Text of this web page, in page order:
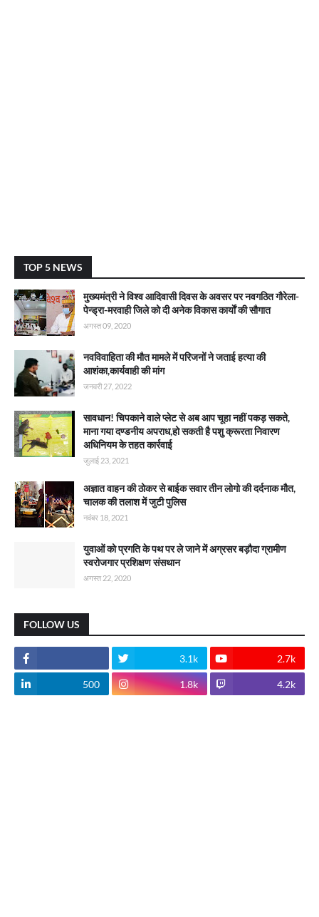
TOP 5 NEWS
मुख्यमंत्री ने विश्व आदिवासी दिवस के अवसर पर नवगठित गौरेला-
पेन्ड्रा-मरवाही जिले को दी अनेक विकास कार्याें की सौगात
अगस्त 09, 2020
नवविवाहिता की मौत मामले में परिजनों ने जताई हत्या की
आशंका,कार्यवाही की मांग
जनवरी 27, 2022
सावधान! चिपकाने वाले प्लेट से अब आप चूहा नहीं पकड़ सकते,
माना गया दण्डनीय अपराध,हो सकती है पशु क्रूरता निवारण
अधिनियम के तहत कार्रवाई
जुलाई 23, 2021
अज्ञात वाहन की ठोकर से बाईक सवार तीन लोगो की दर्दनाक मौत,
चालक की तलाश में जुटी पुलिस
नवंबर 18, 2021
युवाओं को प्रगति के पथ पर ले जाने में अग्रसर बड़ौदा ग्रामीण
स्वरोजगार प्रशिक्षण संसथान
अगस्त 22, 2020
FOLLOW US
3.1k 2.7k
500 1.8k 4.2k